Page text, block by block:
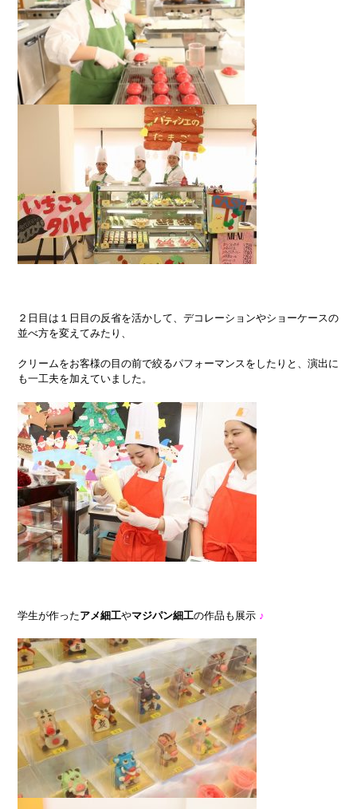
２日目は１日目の反省を活かして、デコレーションやショーケースの
並べ方を変えてみたり、
クリームをお客様の目の前で絞るパフォーマンスをしたりと、演出に
も一工夫を加えていました。
学生が作ったアメ細工やマジパン細工の作品も展示 ♪